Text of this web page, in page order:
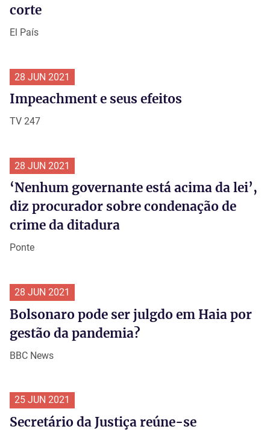
corte
El País
28 JUN 2021
Impeachment e seus efeitos
TV 247
28 JUN 2021
‘Nenhum governante está acima da lei’,
diz procurador sobre condenação de
crime da ditadura
Ponte
28 JUN 2021
Bolsonaro pode ser julgdo em Haia por
gestão da pandemia?
BBC News
25 JUN 2021
Secretário da Justiça reúne-se